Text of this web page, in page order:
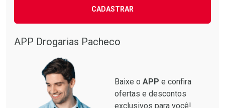
Comprar sem Desconto
Comprar sem Desconto
Por R$ 54,90/cada
CADASTRAR
APP Drogarias Pacheco
Baixe o APP e confira
ofertas e descontos
exclusivos para você!